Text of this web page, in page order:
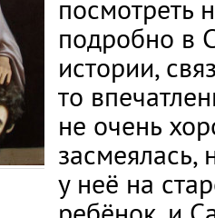
посмотреть
подробно в
истории,
то
не очень
засмеялась,
у неё на